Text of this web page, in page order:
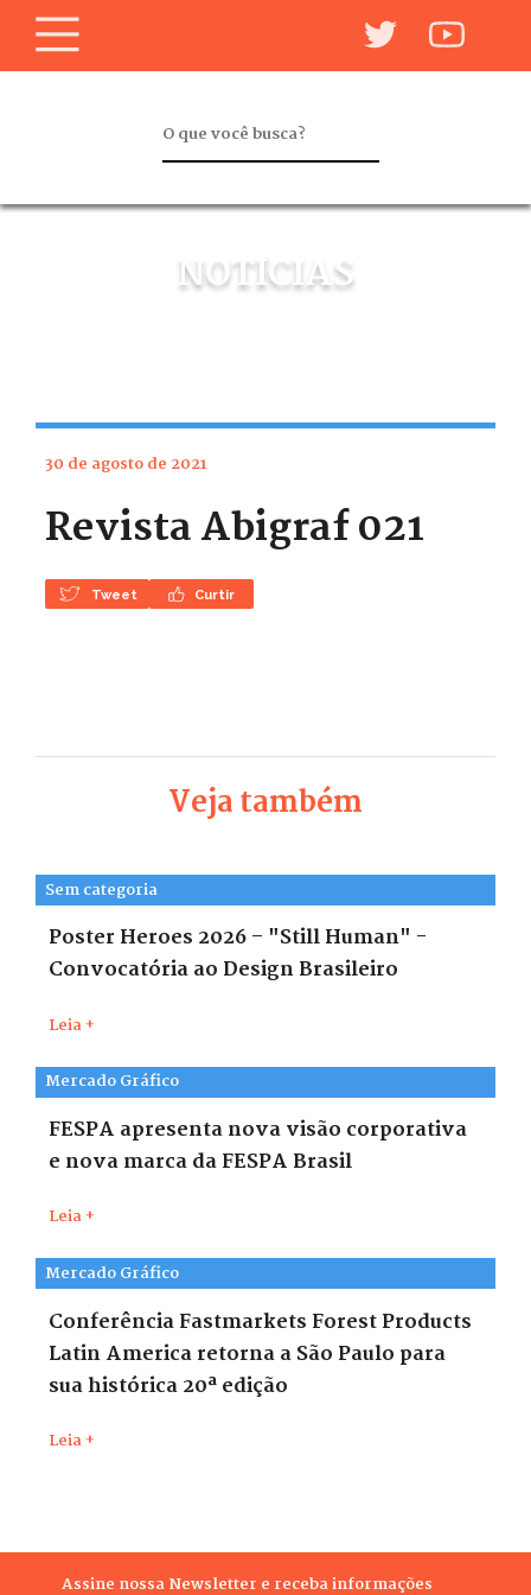
NOTÍCIAS
30 de agosto de 2021
Revista Abigraf 021
Tweet Curtir
Veja também
Sem categoria
Poster Heroes 2026 – "Still Human" -
Convocatória ao Design Brasileiro
Leia +
Mercado Gráfico
FESPA apresenta nova visão corporativa
e nova marca da FESPA Brasil
Leia +
Mercado Gráfico
Conferência Fastmarkets Forest Products
Latin America retorna a São Paulo para
sua histórica 20ª edição
Leia +
Assine nossa Newsletter e receba informações